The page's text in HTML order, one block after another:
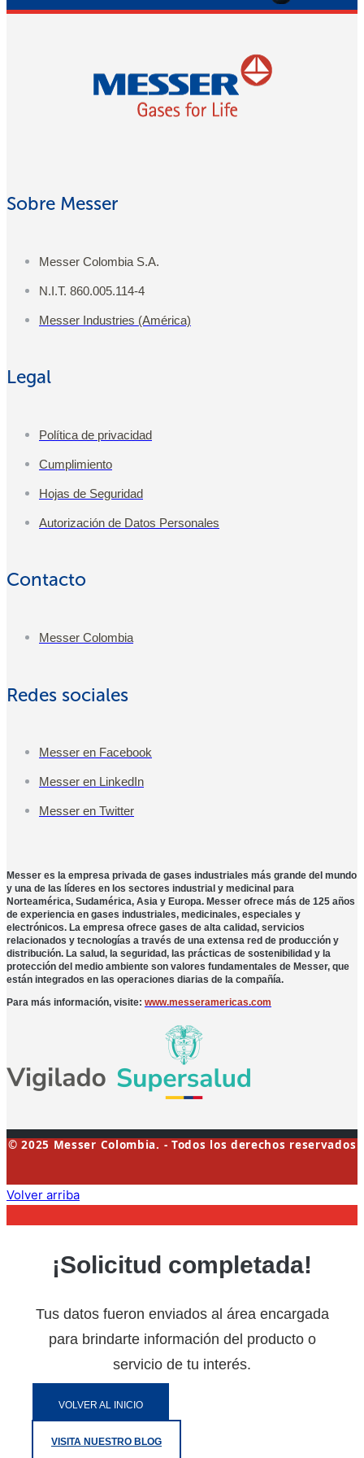
Sobre Messer
Messer Colombia S.A.
N.I.T. 860.005.114-4
Messer Industries (América)
Legal
Política de privacidad
Cumplimiento
Hojas de Seguridad
Autorización de Datos Personales
Contacto
Messer Colombia
Redes sociales
Messer en Facebook
Messer en LinkedIn
Messer en Twitter
Messer es la empresa privada de gases industriales más grande del mundo
y una de las líderes en los sectores industrial y medicinal para
Norteamérica, Sudamérica, Asia y Europa. Messer ofrece más de 125 años
de experiencia en gases industriales, medicinales, especiales y
electrónicos. La empresa ofrece gases de alta calidad, servicios
relacionados y tecnologías a través de una extensa red de producción y
distribución. La salud, la seguridad, las prácticas de sostenibilidad y la
protección del medio ambiente son valores fundamentales de Messer, que
están integrados en las operaciones diarias de la compañía.
Para más información, visite: www.messeramericas.com
© 2025 Messer Colombia. - Todos los derechos reservados
Volver arriba
¡Solicitud completada!
Tus datos fueron enviados al área encargada
para brindarte información del producto o
servicio de tu interés.
VOLVER AL INICIO
VISITA NUESTRO BLOG